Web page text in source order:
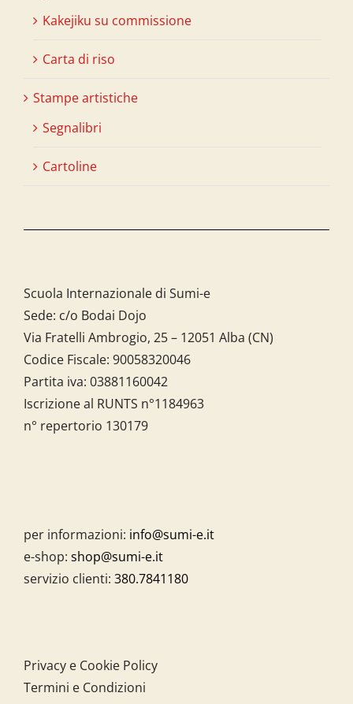
Kakejiku su commissione
Carta di riso
Stampe artistiche
Segnalibri
Cartoline
Scuola Internazionale di Sumi-e
Sede: c/o Bodai Dojo
Via Fratelli Ambrogio, 25 – 12051 Alba (CN)
Codice Fiscale: 90058320046
Partita iva: 03881160042
Iscrizione al RUNTS n°1184963
n° repertorio 130179
per informazioni: info@sumi-e.it
e-shop: shop@sumi-e.it
servizio clienti: 380.7841180
Privacy e Cookie Policy
Termini e Condizioni